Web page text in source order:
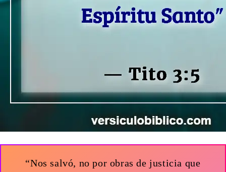
“Nos salvó, no por obras de justicia que